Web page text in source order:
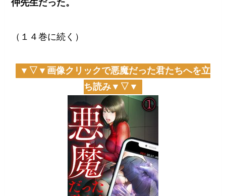
仲先生だった。
（１４巻に続く）
▼▽▼画像クリックで悪魔だった君たちへを立
ち読み▼▽▼